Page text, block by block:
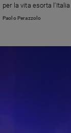
per la vita esorta
dal concepimento alla
Paolo Perazzolo